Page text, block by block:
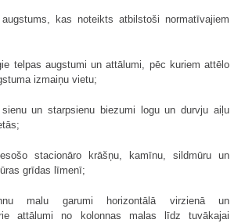
kas noteikts atbilstoši normatīvajiem
telpas augstumi un attālumi, pēc kuriem attēlo
izmaiņu vietu;
un starpsienu biezumi logu un durvju aiļu
stacionāro krāšņu, kamīnu, sildmūru un
grīdas līmenī;
malu garumi horizontālā virzienā un
attālumi no kolonnas malas līdz tuvākajai